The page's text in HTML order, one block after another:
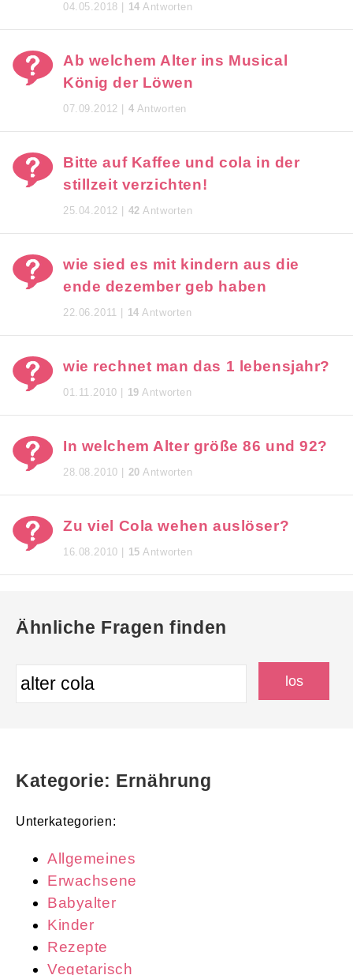
04.05.2018 | 14 Antworten
Ab welchem Alter ins Musical
König der Löwen
07.09.2012 | 4 Antworten
Bitte auf Kaffee und cola in der
stillzeit verzichten!
25.04.2012 | 42 Antworten
wie sied es mit kindern aus die
ende dezember geb haben
22.06.2011 | 14 Antworten
wie rechnet man das 1 lebensjahr?
01.11.2010 | 19 Antworten
In welchem Alter größe 86 und 92?
28.08.2010 | 20 Antworten
Zu viel Cola wehen auslöser?
16.08.2010 | 15 Antworten
Ähnliche Fragen finden
Kategorie: Ernährung
Unterkategorien:
Allgemeines
Erwachsene
Babyalter
Kinder
Rezepte
Vegetarisch